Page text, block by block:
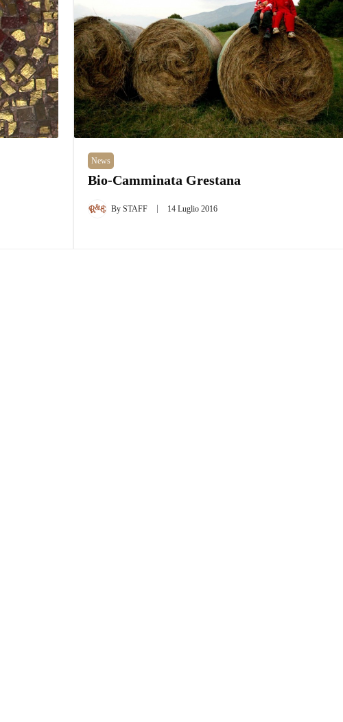
News
Bio-Camminata Grestana
By STAFF 14 Luglio 2016